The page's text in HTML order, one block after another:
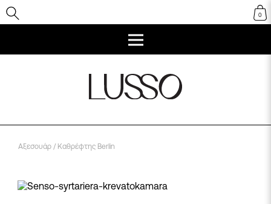
0
Αξεσουάρ / Καθρέφτης Berlin